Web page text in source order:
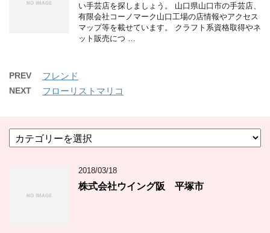
い手芸店を探しましょう。 山口県山口市の手芸店、
有限会社コーノマーク山口工場の店情報やアクセス
マップ等を載せています。 クラフト系資格取得やネ
ット販売につ …
PREV フレンド
NEXT フローリストマリコ
テ
2018/03/18
株式会社ウイング阪 平塚市